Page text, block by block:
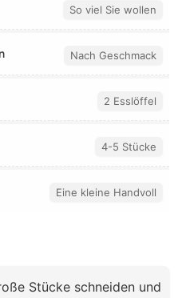
So viel Sie wollen
Nach Geschmack
2 Esslöffel
4-5 Stücke
Eine kleine Handvoll
Stücke schneiden und